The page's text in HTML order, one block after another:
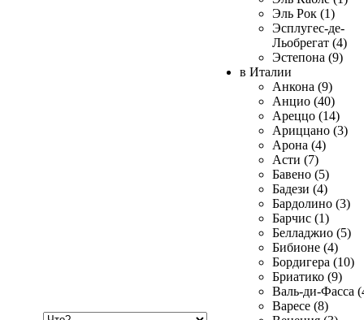
Эль Рок (1)
Эсплугес-де-
Льобрегат (4)
Эстепона (9)
в Италии
Анкона (9)
Анцио (40)
Ареццо (14)
Ариццано (3)
Арона (4)
Асти (7)
Бавено (5)
Бадези (4)
Бардолино (3)
Барчис (1)
Белладжио (5)
Бибионе (4)
Бордигера (10)
Бриатико (9)
Валь-ди-Фасса
Варесе (8)